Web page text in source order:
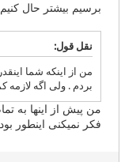
برسیم بیشتر حال کنیم
نقل قول:
من از اینکه شما
بردم . ولی اگه لازمه
من پیش از اینها به
فکر نمیکنی اینطور